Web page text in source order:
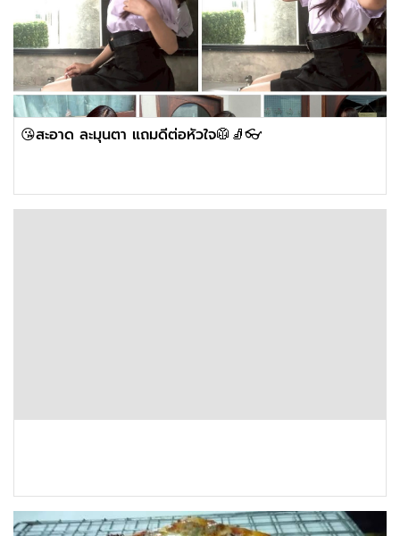
😘สะอาด ละมุนตา แถมดีต่อหัวใจ🥼🧦👓